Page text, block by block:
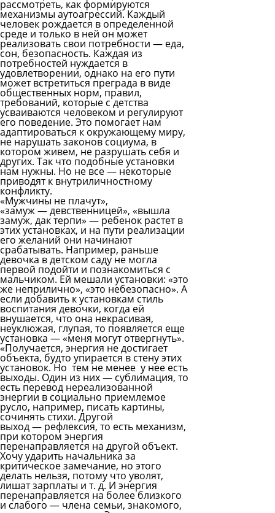
рассмотреть, как формируются
механизмы аутоагрессий. Каждый
человек рождается в определенной
среде и только в ней он может
реализовать свои потребности — еда,
сон, безопасность. Каждая из
потребностей нуждается в
удовлетворении, однако на его пути
может встретиться преграда в виде
общественных норм, правил,
требований, которые с детства
усваиваются человеком и регулируют
его поведение. Это помогает нам
адаптироваться к окружающему миру,
не нарушать законов социума, в
котором живем, не разрушать себя и
других. Так что подобные установки
нам нужны. Но не все — некоторые
приводят к внутриличностному
конфликту.
«Мужчины не плачут»,
«замуж — девственницей», «вышла
замуж, дак терпи» — ребенок растет в
этих установках, и на пути реализации
его желаний они начинают
срабатывать. Например, раньше
девочка в детском саду не могла
первой подойти и познакомиться с
мальчиком. Ей мешали установки: «это
же неприлично», «это небезопасно». А
если добавить к установкам стиль
воспитания девочки, когда ей
внушается, что она некрасивая,
неуклюжая, глупая, то появляется еще
установка — «меня могут отвергнуть».
«Получается, энергия не достигает
объекта, будто упирается в стену этих
установок. Но тем не менее у нее есть
выходы. Один из них — сублимация, то
есть перевод нереализованной
энергии в социально приемлемое
русло, например, писать картины,
сочинять стихи. Другой
выход — рефлексия, то есть механизм,
при котором энергия
перенаправляется на другой объект.
Хочу ударить начальника за
критическое замечание, но этого
делать нельзя, потому что уволят,
лишат зарплаты и т. д. И энергия
перенаправляется на более близкого
и слабого — члена семьи, знакомого,